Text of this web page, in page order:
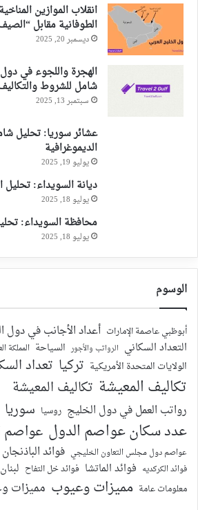
انقلاب الموازين
الطوفانية مقابل
ديسمبر 20, 2025
شامل للشروط
سبتمبر 13, 2025
عشائر سوريا: تحليل
الديموغرافية
يوليو 19, 2025
ديانة السويداء: تحليل
يوليو 18, 2025
محافظة السويداء:
يوليو 18, 2025
الوسوم
أبوظبي عاصمة الإمارات أعداد الأجانب في دول
التعداد السكاني الرواتب والأجور السياحة المملكة
الولايات المتحدة الأمريكية تركيا تعداد
تكاليف المعيشة تكاليف المعيشة
رواتب العمل في دول الخليج روسيا سوريا
عدد سكان عواصم الدول عواصم
عواصم دول مجلس التعاون الخليجي فوائد الباذنجان
فوائد الكركديه فوائد الماتشا فوائد خل التفاح لبنان
معلومات عامة مميزات وعيوب مميزات